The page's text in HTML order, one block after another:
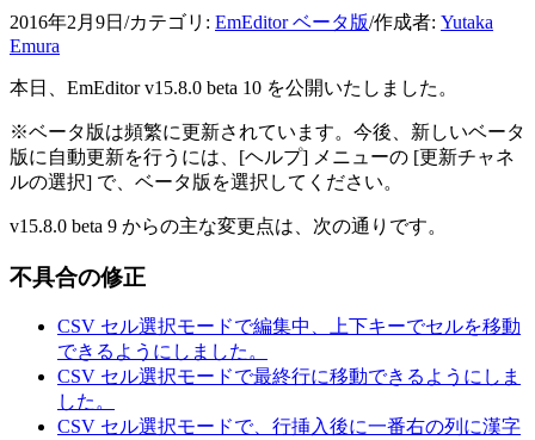
2016年2月9日 /カテゴリ: EmEditor ベータ版/作成者: Yutaka
Emura
本日、EmEditor v15.8.0 beta 10 を公開いたしました。
※ベータ版は頻繁に更新されています。今後、新しいベータ
版に自動更新を行うには、[ヘルプ] メニューの [更新チャネ
ルの選択] で、ベータ版を選択してください。
v15.8.0 beta 9 からの主な変更点は、次の通りです。
不具合の修正
CSV セル選択モードで編集中、上下キーでセルを移動
できるようにしました。
CSV セル選択モードで最終行に移動できるようにしま
した。
CSV セル選択モードで、行挿入後に一番右の列に漢字